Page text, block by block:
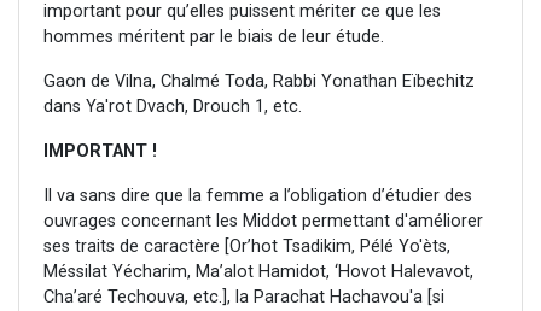
important pour qu’elles puissent mériter ce que les
hommes méritent par le biais de leur étude.
Gaon de Vilna, Chalmé Toda, Rabbi Yonathan Eïbechitz
dans Ya'rot Dvach, Drouch 1, etc.
IMPORTANT !
Il va sans dire que la femme a l’obligation d’étudier des
ouvrages concernant les Middot permettant d'améliorer
ses traits de caractère [Or’hot Tsadikim, Pélé Yo'èts,
Méssilat Yécharim, Ma’alot Hamidot, ‘Hovot Halevavot,
Cha’aré Techouva, etc.], la Parachat Hachavou'a [si